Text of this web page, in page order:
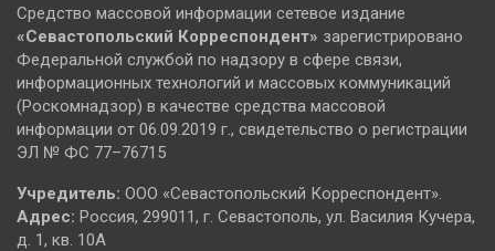
Средство массовой информации сетевое издание
«Севастопольский Корреспондент» зарегистрировано
Федеральной службой по надзору в сфере связи,
информационных технологий и массовых коммуникаций
(Роскомнадзор) в качестве средства массовой
информации от 06.09.2019 г., свидетельство о регистрации
ЭЛ № ФС 77–76715
Учредитель: ООО «Севастопольский Корреспондент».
Адрес: Россия, 299011, г. Севастополь, ул. Василия Кучера,
д. 1, кв. 10А